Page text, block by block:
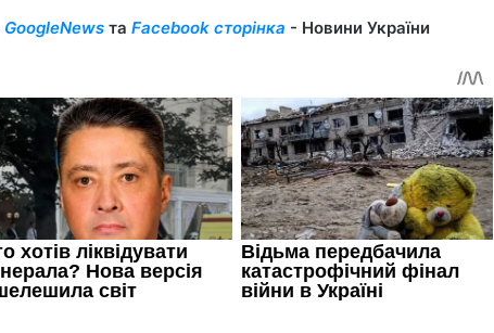
GoogleNewsта Facebook сторінка - Новини України